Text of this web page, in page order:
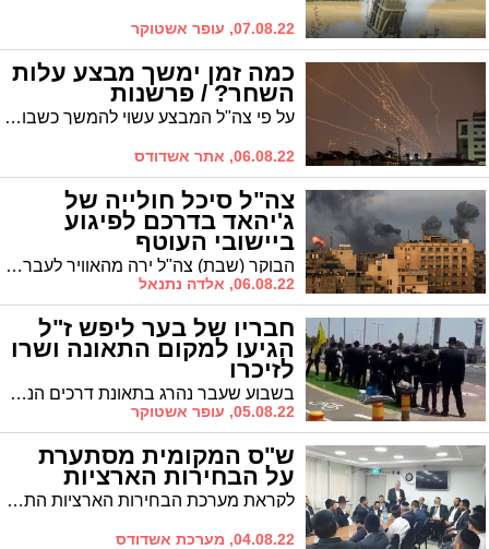
07.08.22, עופר אשטוקר
כמה זמן ימשך מבצע עלות
השחר? / פרשנות
על פי צה"ל המבצע עשוי להמשך כשבוע ימים, אך אם ננתח את האויב שמולנו – נראה שניתן לסיים אותו תוך יומיים עד שלושה.
06.08.22, אתר אשדודס
צה"ל סיכל חולייה של
ג'יהאד בדרכם לפיגוע
ביישובי העוטף
הבוקר (שבת) צה"ל ירה מהאוויר לעבר אופנוע בזמן נסיעה - וסיכל חוליית ג'יהאד איסלאמי שהייתה בדרכה לירות מרגמות לעבר יישובי עוטף עזה
06.08.22, אלדה נתנאל
חבריו של בער ליפש ז"ל
הגיעו למקום התאונה ושרו
לזיכרו
בשבוע שעבר נהרג בתאונת דרכים הנער בער ליפש ז"ל, בן 14 ששב ממבצע הנחת תפילין במרכז מסחרי סמוך לקרית מלאכי. היום, שבוע לאחר התאונה הקטלנית, הגיעו למקום חבריו של הנער ושרו לזיכרו שירי גאולה
05.08.22, עופר אשטוקר
ש"ס המקומית מסתערת
על הבחירות הארציות
לקראת מערכת הבחירות הארציות התכנסה ש"ס המקומית בבית הכנסת החיד"א בעיר בראשות מ"מ ראש העיר ר' אבי אמסלם ובהשתתפות חה"כ הרב יעקב מרגי
04.08.22, מערכת אשדודס